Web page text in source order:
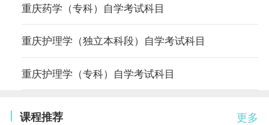
重庆药学（专科）自学考试科目
重庆护理学（独立本科段）自学考试科目
重庆护理学（专科）自学考试科目
更多
课程推荐